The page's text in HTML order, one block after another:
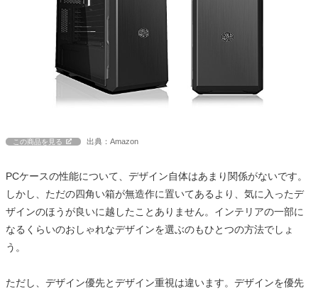
この商品を見る 出典：Amazon
PCケースの性能について、デザイン自体はあまり関係がないです。
しかし、ただの四角い箱が無造作に置いてあるより、気に入ったデ
ザインのほうが良いに越したことありません。インテリアの一部に
なるくらいのおしゃれなデザインを選ぶのもひとつの方法でしょ
う。
ただし、デザイン優先とデザイン重視は違います。デザインを優先